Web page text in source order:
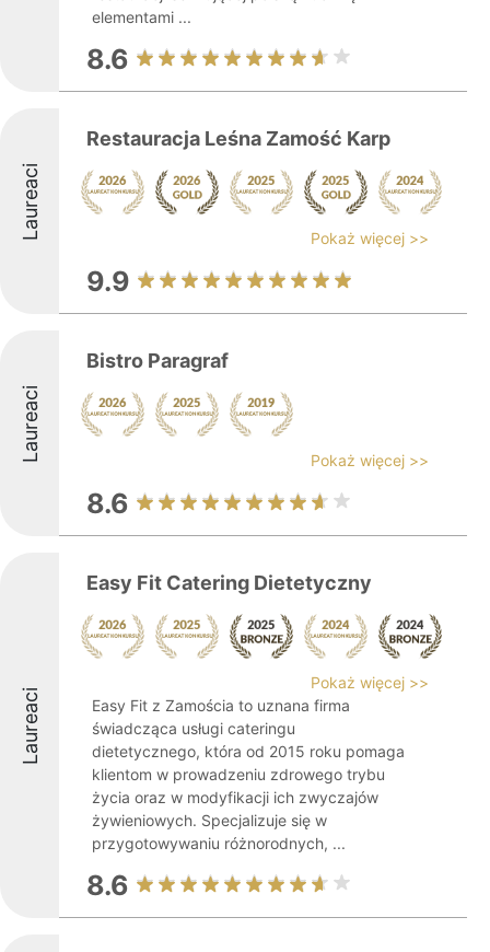
elementami ...
8.6
Laureaci
Restauracja Leśna Zamość Karp
Pokaż więcej >>
9.9
Laureaci
Bistro Paragraf
Pokaż więcej >>
8.6
Laureaci
Easy Fit Catering Dietetyczny
Pokaż więcej >>
Easy Fit z Zamościa to uznana firma
świadcząca usługi cateringu
dietetycznego, która od 2015 roku pomaga
klientom w prowadzeniu zdrowego trybu
życia oraz w modyfikacji ich zwyczajów
żywieniowych. Specjalizuje się w
przygotowywaniu różnorodnych, ...
8.6